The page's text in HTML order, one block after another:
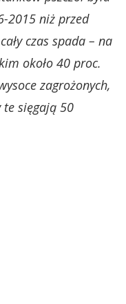
2015 niż przed
czas spada – na
około 40 proc.
zagrożonych,
sięgają 50